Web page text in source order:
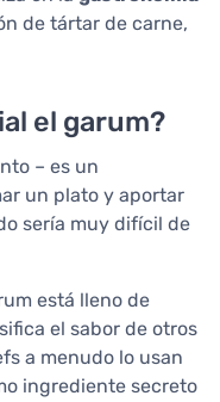
de tártar de carne,
el garum?
– es un
un plato y aportar
sería muy difícil de
está lleno de
el sabor de otros
a menudo lo usan
ingrediente secreto